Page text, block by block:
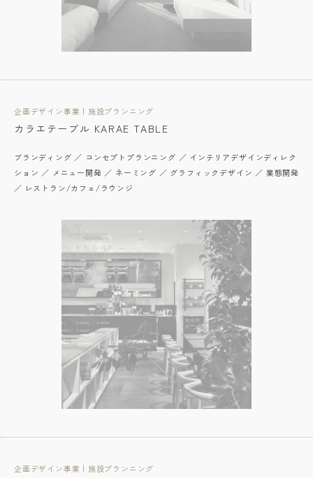
企画デザイン事業 | 施設プランニング
カラエテーブル KARAE TABLE
ブランディング ／ コンセプトプランニング ／ インテリアデザインディレク
ション ／ メニュー開発 ／ ネーミング ／ グラフィックデザイン ／ 業態開発
／ レストラン/カフェ/ラウンジ
企画デザイン事業 | 施設プランニング